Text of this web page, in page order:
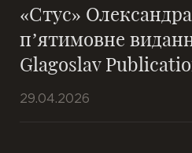
«Стус»
п’ятимовне
Glagoslav
29.04.2026